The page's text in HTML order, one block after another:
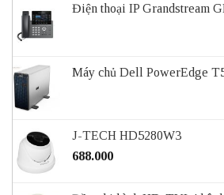
Điện thoại IP Grandstream
Máy chủ Dell PowerEdge
J-TECH HD5280W3
688.000